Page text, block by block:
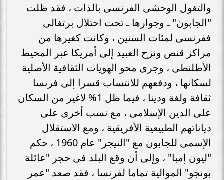
والتغول الوحشى الفرنسى بالذات ، فقد ظلت
"الجابون" ـ وجوارها ـ تحت احتلال برتغالى
ففرنسى لمئات السنين ، وكانت كغيرها من
مراكز قنص ونزح العبيد إلى أمريكا عبر المحيط
الأطلنطى ، وجرى محو الهويات الثقافية الأصلية
لسكانها ، ودفعهم للانتساب قسرا إلى فرنسا
ثقافة ولغة ودينا ، فيما ظل 1% لاغير من السكان
على الدين الإسلامى ، مع نسب أخرى على
دياناتهم الطبيعية الأفريقية ، ومع الاستقلال
الإسمى للجابون مع "النيجر" عام 1960 ، حكم
"ليون إمبا" ، وإلى أن وقع البلد فى حجر "عائلة
بونجو" الموالية تماما لفرنسا ، فقد صعد "عمر